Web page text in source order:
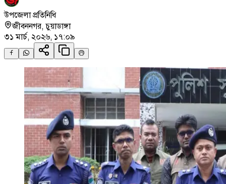
উপজেলা প্রতিনিধি
জীবননগর, চুয়াডাঙ্গা
৩১ মার্চ, ২০২৬, ১৭:০৯